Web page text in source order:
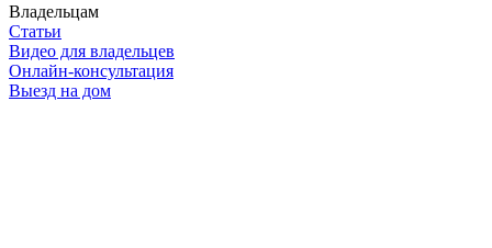
Владельцам
Статьи
Видео для владельцев
Онлайн-консультация
Выезд на дом